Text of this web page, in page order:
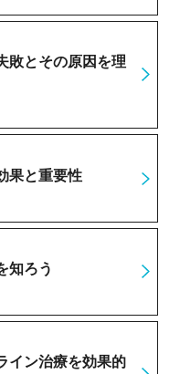
敗とその原因を理
果と重要性
知ろう
イン治療を効果的